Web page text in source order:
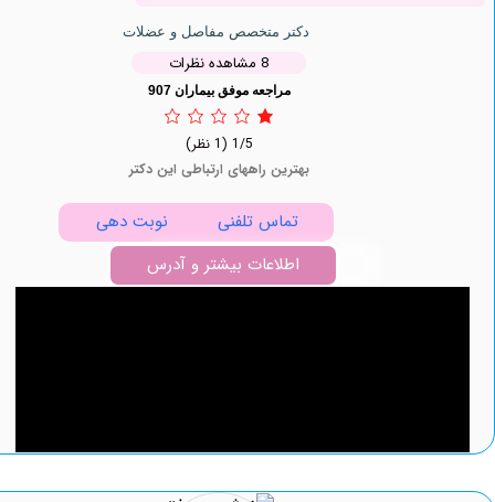
دکتر متخصص مفاصل و عضلات
مراجعه موفق بیماران 907
بهترین راههای ارتباطی این دکتر
تماس تلفنی
نوبت دهی
اطلاعات بیشتر و آدرس